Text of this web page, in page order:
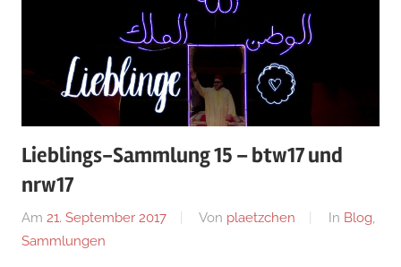
Lieblings-Sammlung 15 – btw17 und
nrw17
Am 21. September 2017 Von plaetzchen In Blog,
Sammlungen